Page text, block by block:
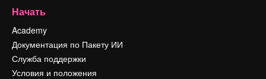
Начать
Academy
Документация по Пакету ИИ
Служба поддержки
Условия и положения